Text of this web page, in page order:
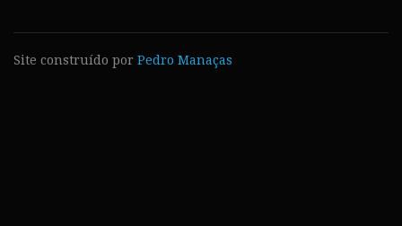
Site construído por Pedro Manaças